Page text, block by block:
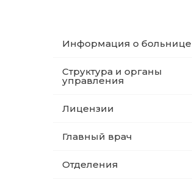
Информация о больнице
Структура и органы
управления
Лицензии
Главный врач
Отделения